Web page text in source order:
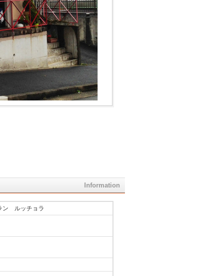
Information
ン ルッチョラ